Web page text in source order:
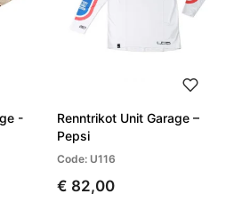
-
Renntrikot Unit Garage –
Pepsi
Code: U116
€ 82,00